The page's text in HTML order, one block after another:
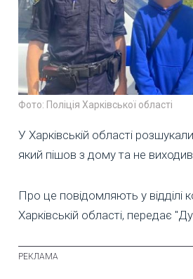
Фото: Поліція Харківської області
У Харківській області
який пішов з дому та не
Про це повідомляють у відділі
Харківській області, передає